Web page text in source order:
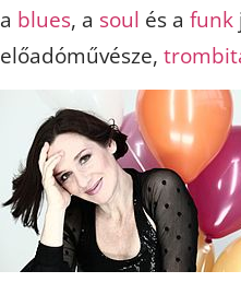
a blues, a soul és a funk
előadóművésze,